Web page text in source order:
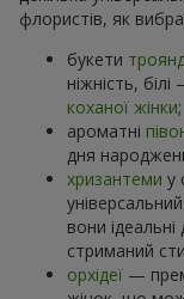
флористів, як
букети троянд
ніжність,
коханої жінки;
ароматні
дня
хризантеми у
вони
стриманий
орхідеї —